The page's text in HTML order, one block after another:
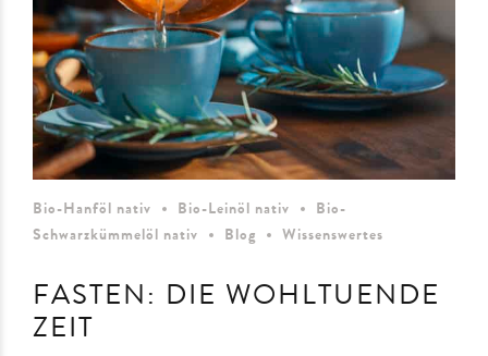
Bio-Hanföl nativ Bio-Leinöl nativ
Bio-
Schwarzkümmelöl nativ
Blog Wissenswertes
FASTEN: DIE WOHLTUENDE
ZEIT